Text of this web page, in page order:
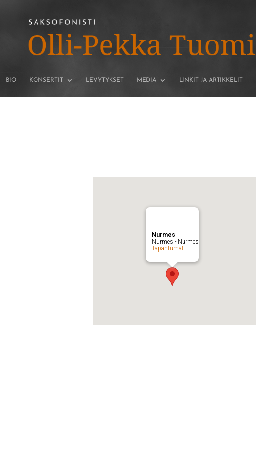
BIO KONSERTIT LEVYTYKSET MEDIA LINKIT JA ARTIKKELIT
Nurmes
Nurmes - Nurmes
Tapahtumat